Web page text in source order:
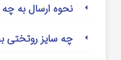
نحوه ارسال به
چه سایز روتختی